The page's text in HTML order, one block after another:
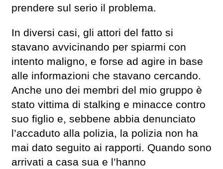
prendere sul serio il problema.
In diversi casi, gli attori del fatto si
stavano avvicinando per spiarmi con
intento maligno, e forse ad agire in base
alle informazioni che stavano cercando.
Anche uno dei membri del mio gruppo è
stato vittima di stalking e minacce contro
suo figlio e, sebbene abbia denunciato
l’accaduto alla polizia, la polizia non ha
mai dato seguito ai rapporti. Quando sono
arrivati a casa sua e l’hanno